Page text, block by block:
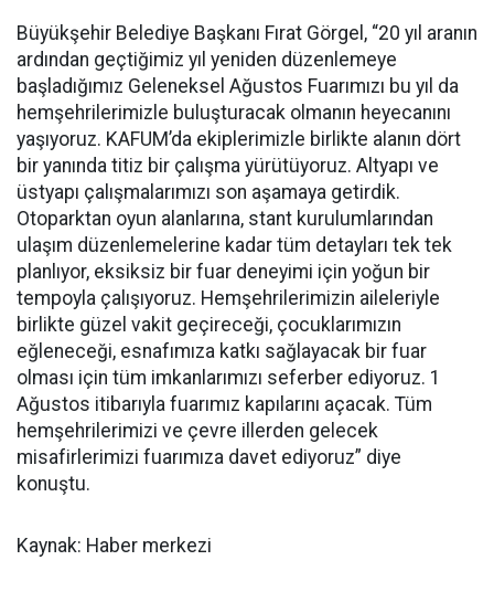
Büyükşehir Belediye Başkanı Fırat Görgel, “20 yıl aranın
ardından geçtiğimiz yıl yeniden düzenlemeye
başladığımız Geleneksel Ağustos Fuarımızı bu yıl da
hemşehrilerimizle buluşturacak olmanın heyecanını
yaşıyoruz. KAFUM’da ekiplerimizle birlikte alanın dört
bir yanında titiz bir çalışma yürütüyoruz. Altyapı ve
üstyapı çalışmalarımızı son aşamaya getirdik.
Otoparktan oyun alanlarına, stant kurulumlarından
ulaşım düzenlemelerine kadar tüm detayları tek tek
planlıyor, eksiksiz bir fuar deneyimi için yoğun bir
tempoyla çalışıyoruz. Hemşehrilerimizin aileleriyle
birlikte güzel vakit geçireceği, çocuklarımızın
eğleneceği, esnafımıza katkı sağlayacak bir fuar
olması için tüm imkanlarımızı seferber ediyoruz. 1
Ağustos itibarıyla fuarımız kapılarını açacak. Tüm
hemşehrilerimizi ve çevre illerden gelecek
misafirlerimizi fuarımıza davet ediyoruz” diye
konuştu.
Kaynak: Haber merkezi